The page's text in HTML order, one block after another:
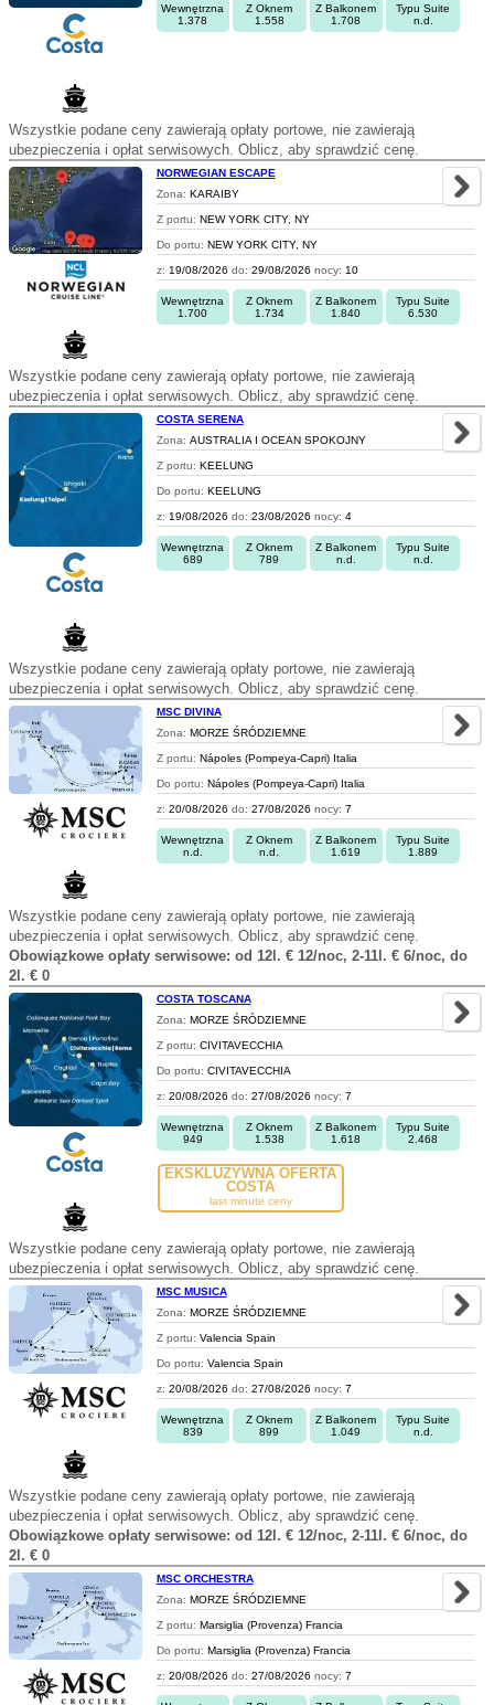
Wewnętrzna
1.378
Z Oknem
1.558
Z Balkonem
1.708
Typu Suite
n.d.
Wszystkie podane ceny zawierają opłaty portowe, nie zawierają
ubezpieczenia i opłat serwisowych. Oblicz, aby sprawdzić cenę.
NORWEGIAN ESCAPE
Zona: KARAIBY
Z portu: NEW YORK CITY, NY
Do portu: NEW YORK CITY, NY
z: 19/08/2026 do: 29/08/2026 nocy: 10
Wewnętrzna
1.700
Z Oknem
1.734
Z Balkonem
1.840
Typu Suite
6.530
Wszystkie podane ceny zawierają opłaty portowe, nie zawierają
ubezpieczenia i opłat serwisowych. Oblicz, aby sprawdzić cenę.
COSTA SERENA
Zona: AUSTRALIA I OCEAN SPOKOJNY
Z portu: KEELUNG
Do portu: KEELUNG
z: 19/08/2026 do: 23/08/2026 nocy: 4
Wewnętrzna
689
Z Oknem
789
Z Balkonem
n.d.
Typu Suite
n.d.
Wszystkie podane ceny zawierają opłaty portowe, nie zawierają
ubezpieczenia i opłat serwisowych. Oblicz, aby sprawdzić cenę.
MSC DIVINA
Zona: MORZE ŚRÓDZIEMNE
Z portu: Nápoles (Pompeya-Capri) Italia
Do portu: Nápoles (Pompeya-Capri) Italia
z: 20/08/2026 do: 27/08/2026 nocy: 7
Wewnętrzna
n.d.
Z Oknem
n.d.
Z Balkonem
1.619
Typu Suite
1.889
Wszystkie podane ceny zawierają opłaty portowe, nie zawierają
ubezpieczenia i opłat serwisowych. Oblicz, aby sprawdzić cenę.
Obowiązkowe opłaty serwisowe: od 12l. € 12/noc, 2-11l. € 6/noc, do
2l. € 0
COSTA TOSCANA
Zona: MORZE ŚRÓDZIEMNE
Z portu: CIVITAVECCHIA
Do portu: CIVITAVECCHIA
z: 20/08/2026 do: 27/08/2026 nocy: 7
Wewnętrzna
949
Z Oknem
1.538
Z Balkonem
1.618
Typu Suite
2.468
EKSKLUZYWNA OFERTA
COSTA
last minute ceny
Wszystkie podane ceny zawierają opłaty portowe, nie zawierają
ubezpieczenia i opłat serwisowych. Oblicz, aby sprawdzić cenę.
MSC MUSICA
Zona: MORZE ŚRÓDZIEMNE
Z portu: Valencia Spain
Do portu: Valencia Spain
z: 20/08/2026 do: 27/08/2026 nocy: 7
Wewnętrzna
839
Z Oknem
899
Z Balkonem
1.049
Typu Suite
n.d.
Wszystkie podane ceny zawierają opłaty portowe, nie zawierają
ubezpieczenia i opłat serwisowych. Oblicz, aby sprawdzić cenę.
Obowiązkowe opłaty serwisowe: od 12l. € 12/noc, 2-11l. € 6/noc, do
2l. € 0
MSC ORCHESTRA
Zona: MORZE ŚRÓDZIEMNE
Z portu: Marsiglia (Provenza) Francia
Do portu: Marsiglia (Provenza) Francia
z: 20/08/2026 do: 27/08/2026 nocy: 7